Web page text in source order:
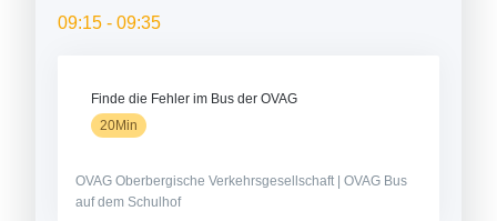
09:15 - 09:35
Finde die Fehler im Bus der OVAG
20Min
OVAG Oberbergische Verkehrsgesellschaft | OVAG Bus
auf dem Schulhof